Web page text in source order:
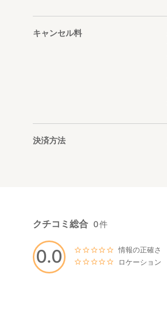
キャンセル料
決済方法
0.0
クチコミ総合 0件
情報の正確さ
ロケーション